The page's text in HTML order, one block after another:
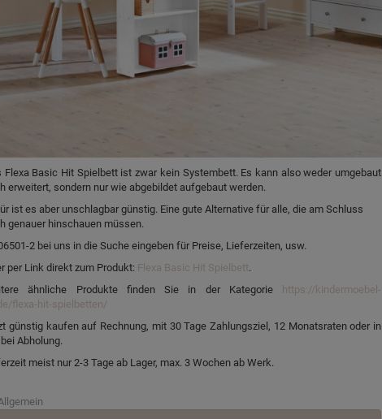
Flexa Basic Hit Spielbett ist zwar kein Systembett. Es kann also weder umgebaut
erweitert, sondern nur wie abgebildet aufgebaut werden.
ist es aber unschlagbar günstig. Eine gute Alternative für alle, die am Schluss
genauer hinschauen müssen.
2 bei uns in die Suche eingeben für Preise, Lieferzeiten, usw.
per Link direkt zum Produkt: Flexa Basic Hit Spielbett.
ähnliche Produkte finden Sie in der Kategorie
https://kindermoebel-
flexa-hit-spielbetten/
günstig kaufen auf Rechnung, mit 30 Tage Zahlungsziel, 12 Monatsraten oder in
Abholung.
meist nur 2-3 Tage ab Lager, max. 3 Wochen ab Werk.